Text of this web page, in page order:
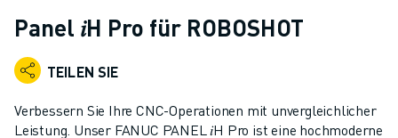
ROBOTERPALETTE
ROBOTER-STEUERUNGEN
ROBOTER-ZUBEHÖR
ROBOTER-SOFTWARE
SIMULATIONSSOFTWARE
Panel 𝑖H Pro für ROBOSHOT
TEILEN SIE
Verbessern Sie Ihre CNC-Operationen mit unvergleichlicher
Leistung. Unser FANUC PANEL 𝑖H Pro ist eine hochmoderne